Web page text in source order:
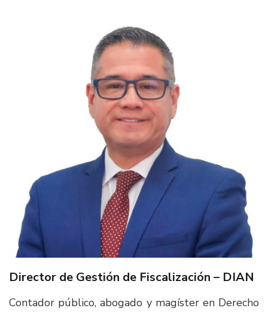
Director de Gestión de Fiscalización – DIAN
Contador público, abogado y magíster en Derecho